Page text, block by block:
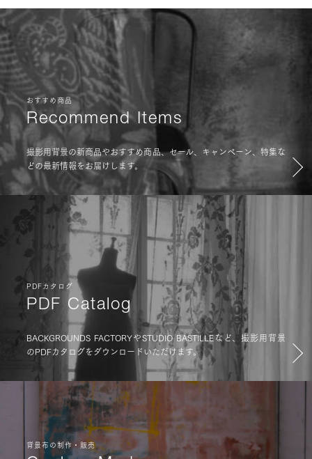
おすすめ商品
Recommend Items
撮影用背景の新商品やおすすめ商品、セール、キャンペーン、特集な
どの最新情報をお届けします。
PDFカタログ
PDF Catalog
BACKGROUNDS FACTORYやSTUDIO BASTILLEなど、撮影用背景
のPDFカタログをダウンロードいただけます。
背景布の制作・販売